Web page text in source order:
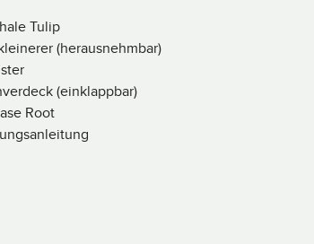
Tulip
(herausnehmbar)
(einklappbar)
Root